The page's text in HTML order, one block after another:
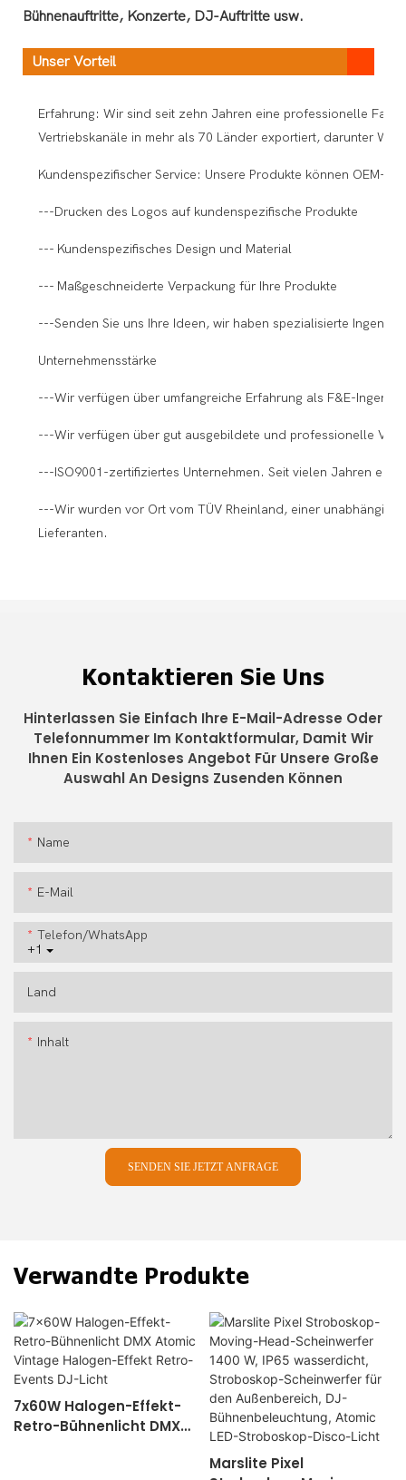
Bühnenauftritte, Konzerte, DJ-Auftritte usw.
Unser Vorteil
Erfahrung: Wir sind seit zehn Jahren eine professionelle
Vertriebskanäle in mehr als 70 Länder exportiert, darunter
Kundenspezifischer Service: Unsere Produkte können OEM-
---Drucken des Logos auf kundenspezifische Produkte
--- Kundenspezifisches Design und Material
--- Maßgeschneiderte Verpackung für Ihre Produkte
---Senden Sie uns Ihre Ideen, wir haben spezialisierte
Unternehmensstärke
---Wir verfügen über umfangreiche Erfahrung als F&E-
---Wir verfügen über gut ausgebildete und professionelle
---ISO9001-zertifiziertes Unternehmen. Seit vielen Jahren eine
---Wir wurden vor Ort vom TÜV Rheinland, einer
Lieferanten.
Kontaktieren Sie Uns
Hinterlassen Sie Einfach Ihre E-Mail-Adresse Oder
Telefonnummer Im Kontaktformular, Damit Wir
Ihnen Ein Kostenloses Angebot Für Unsere Große
Auswahl An Designs Zusenden Können
Name
E-Mail
+1
Telefon/WhatsApp
Land
Inhalt
SENDEN SIE JETZT ANFRAGE
Verwandte Produkte
7x60W Halogen-Effekt-
Retro-Bühnenlicht DMX
Marslite Pixel